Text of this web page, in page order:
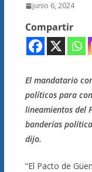
junio 6, 2024
Compartir
El mandatario
políticos para
lineamientos del
banderías
dijo.
“El Pacto de